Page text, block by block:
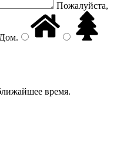
Пожалуйста,
Дом.
время.